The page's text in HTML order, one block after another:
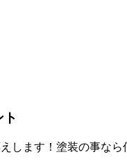
します！塗装の事なら